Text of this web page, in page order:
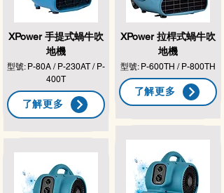
XPower 手提式蝸牛吹
地機
型號: P-80A / P-230AT / P-
400T
了解更多
XPower 拉桿式蝸牛吹
地機
型號: P-600TH / P-800TH
了解更多